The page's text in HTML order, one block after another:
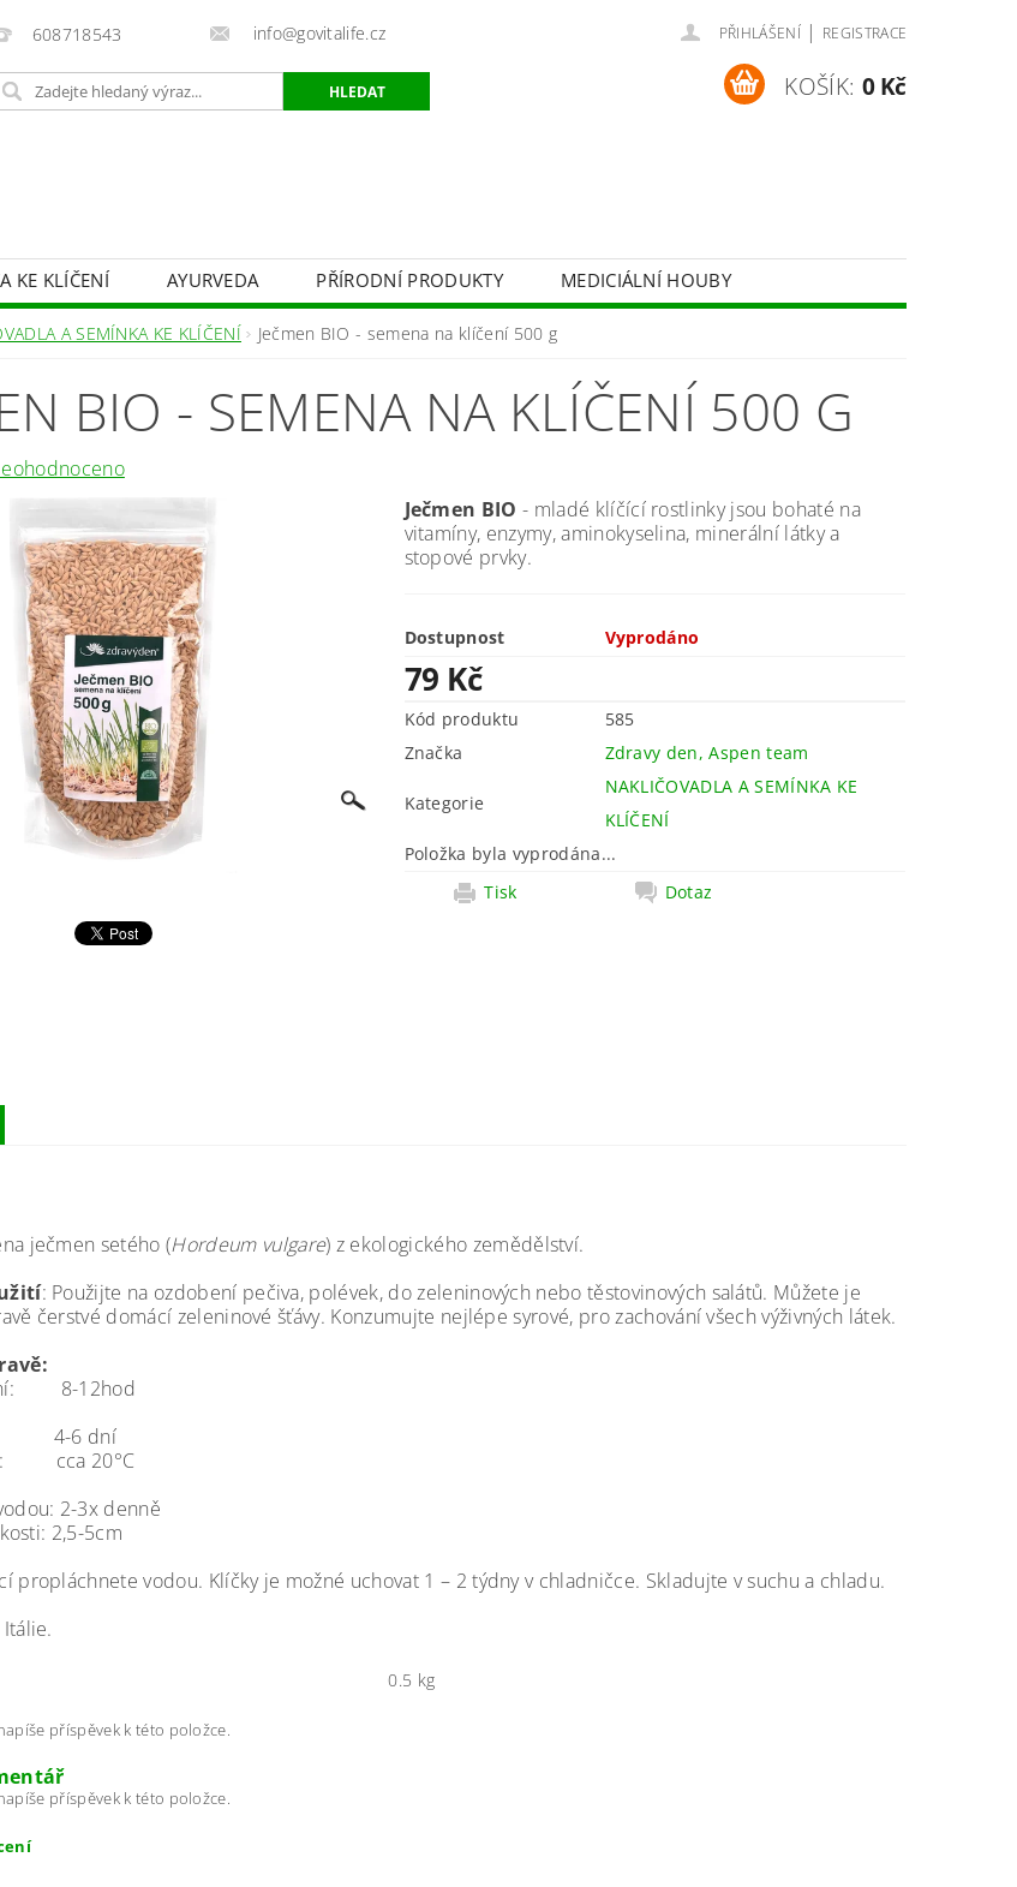
608718543 info@govitalife.cz PŘIHLÁŠENÍ | REGISTRACE
KOŠÍK: 0 Kč
KE KLÍČENÍ AYURVEDA PŘÍRODNÍ PRODUKTY
MEDICIÁLNÍ HOUBY
SLADIDLA ZDRAVÁ SNÍDANĚ BYLINNÉ SIRUPY
A SEMÍNKA KE KLÍČENÍ Ječmen BIO - semena na klíčení 500 g
BIO - SEMENA NA KLÍČENÍ 500 G
Ječmen BIO - mladé klíčící rostlinky jsou bohaté na
vitamíny, enzymy, aminokyselina, minerální látky a
stopové prvky.
Dostupnost Vyprodáno
79 Kč
Kód produktu
585
Značka
Zdravy den, Aspen team
Kategorie
NAKLIČOVADLA A SEMÍNKA KE
KLÍČENÍ
Položka byla vyprodána...
Tisk
Dotaz
ječmen setého (Hordeum vulgare) z ekologického zemědělství.
: Použijte na ozdobení pečiva, polévek, do zeleninových nebo těstovinových salátů. Můžete je
čerstvé domácí zeleninové šťávy. Konzumujte nejlépe syrové, pro zachování všech výživných látek.
8-12hod
4-6 dní
cca 20°C
2-3x denně
2,5-5cm
propláchnete vodou. Klíčky je možné uchovat 1 – 2 týdny v chladničce. Skladujte v suchu a chladu.
0.5 kg
příspěvek k této položce.
příspěvek k této položce.